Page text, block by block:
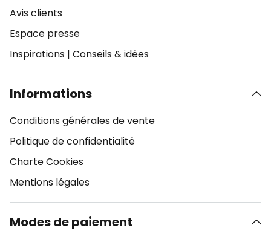
Avis clients
Espace presse
Inspirations | Conseils & idées
Informations
Conditions générales de vente
Politique de confidentialité
Charte Cookies
Mentions légales
Modes de paiement